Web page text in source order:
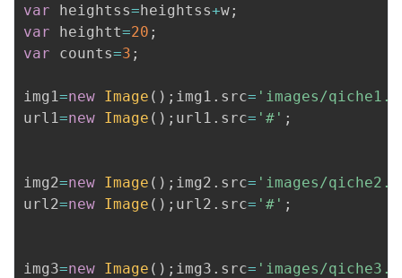
var heightss= heightss+w;
var heightt=20 ;
var counts=3 ;
img1=new Image ( ) ; img1 . src= 'images/
url1=new Image ( ) ; url1 . src= '#' ;
img2=new Image ( ) ; img2 . src= 'images/
url2=new Image ( ) ; url2 . src= '#' ;
img3=new Image ( ) ; img3 . src= 'images/